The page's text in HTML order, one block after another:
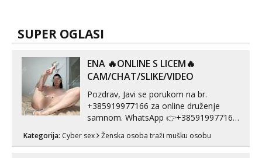
SUPER OGLASI
ENA 🔥ONLINE S LICEM🔥
CAM/CHAT/SLIKE/VIDEO
Pozdrav, Javi se porukom na br.
+385919977166 za online druženje
samnom. WhatsApp 👉+385919977166
Telegram 👉@enafriedrichkis Radim
videopozive s licem, solo i s partnerom,
Kategorija: Cyber sex Ženska osoba traži mušku osobu